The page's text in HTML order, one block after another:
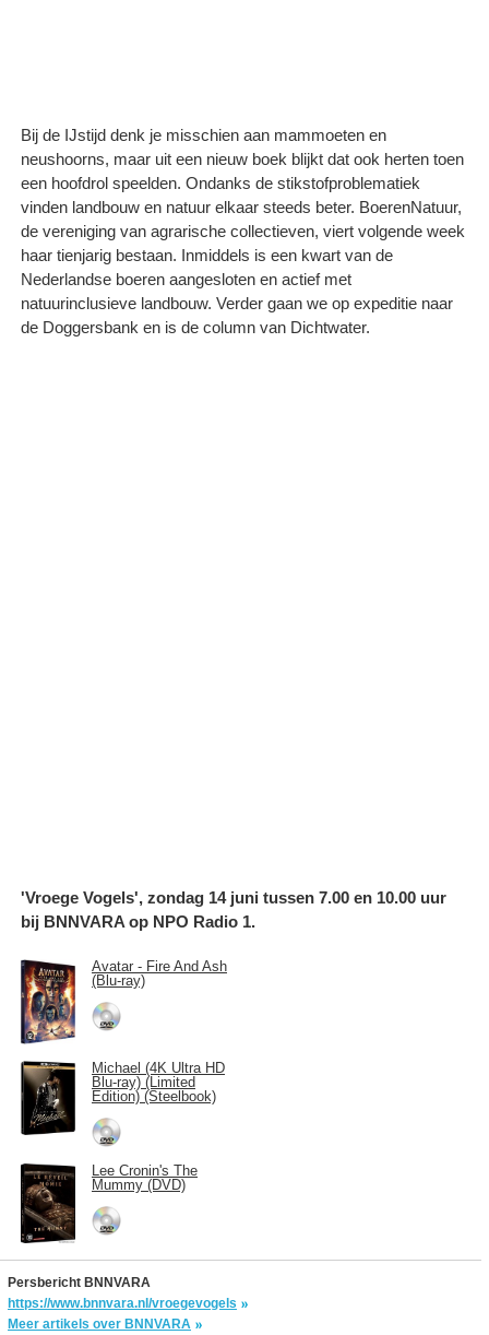
Bij de IJstijd denk je misschien aan mammoeten en
neushoorns, maar uit een nieuw boek blijkt dat ook herten toen
een hoofdrol speelden. Ondanks de stikstofproblematiek
vinden landbouw en natuur elkaar steeds beter. BoerenNatuur,
de vereniging van agrarische collectieven, viert volgende week
haar tienjarig bestaan. Inmiddels is een kwart van de
Nederlandse boeren aangesloten en actief met
natuurinclusieve landbouw. Verder gaan we op expeditie naar
de Doggersbank en is de column van Dichtwater.
'Vroege Vogels', zondag 14 juni tussen 7.00 en 10.00 uur
bij BNNVARA op NPO Radio 1.
Avatar - Fire And Ash
(Blu-ray)
Michael (4K Ultra HD
Blu-ray) (Limited
Edition) (Steelbook)
Lee Cronin's The
Mummy (DVD)
Persbericht BNNVARA
https://www.bnnvara.nl/vroegevogels
Meer artikels over BNNVARA